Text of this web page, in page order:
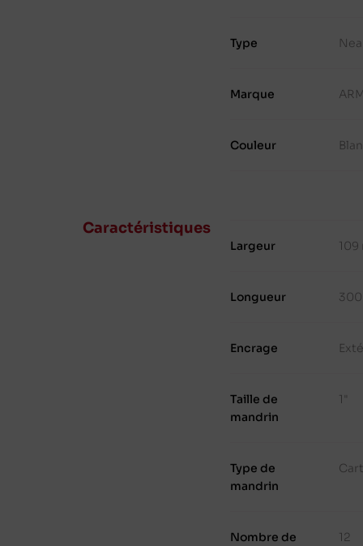
Type
Marque
Couleur
Caractéristiques
Largeur 109
Longueur
Encrage
Taille de
mandrin
1"
Type de
mandrin
Nombre de
12